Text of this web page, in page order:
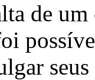
de um